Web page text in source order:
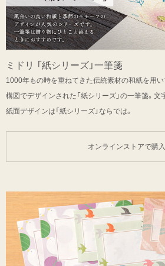
ミドリ 「紙シリーズ」一筆箋
1000年もの時を重ねてきた伝統素材の和紙を用い
構図でデザインされた「紙シリーズ」の一筆箋。
紙面デザインは「紙シリーズ」ならでは。
オンラインストアで購